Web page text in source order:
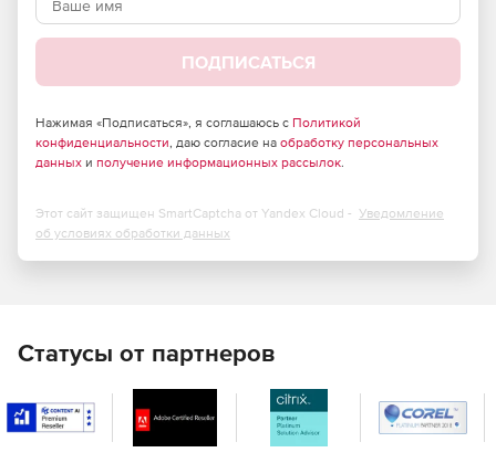
Основные преимущества
ПОДПИСАТЬСЯ
Нажимая «Подписаться», я соглашаюсь с Политикой
конфиденциальности, даю согласие на обработку персональных
данных и получение информационных рассылок.
Этот сайт защищен SmartCaptcha от Yandex Cloud - Уведомление
об условиях обработки данных
Статусы от партнеров